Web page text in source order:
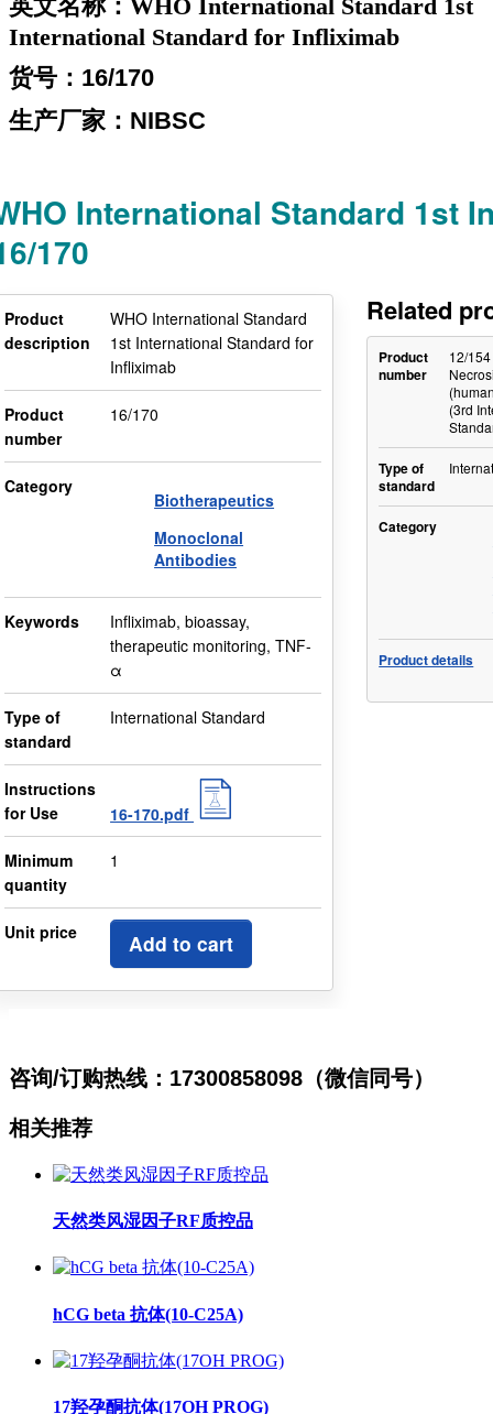
英文名称： WHO International Standard 1st
International Standard for Infliximab
货号：16/170
生产厂家：NIBSC
International Standard 1st
170
Product
description
WHO International Standard
1st International Standard for
Infliximab
Product
number
16/170
Category
Biotherapeutics
Monoclonal
Antibodies
Keywords
Infliximab, bioassay,
therapeutic monitoring, TNF-
α
Type of
standard
International Standard
Instructions
for Use
16-170.pdf
Minimum
quantity
1
Unit price Add to cart
Related
Product
number
12/
(3rd
Type of
standard
Category
Product details
咨询/订购热线：17300858098（微信同号）
相关推荐
天然类风湿因子RF质控品
hCG beta 抗体(10-C25A)
17羟孕酮抗体(17OH PROG)